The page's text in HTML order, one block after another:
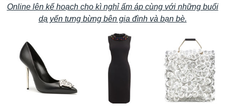
Online lên kế hoạch cho kì nghỉ ấm áp cùng với những buổi
dạ yến tưng bừng bên gia đình và bạn bè.